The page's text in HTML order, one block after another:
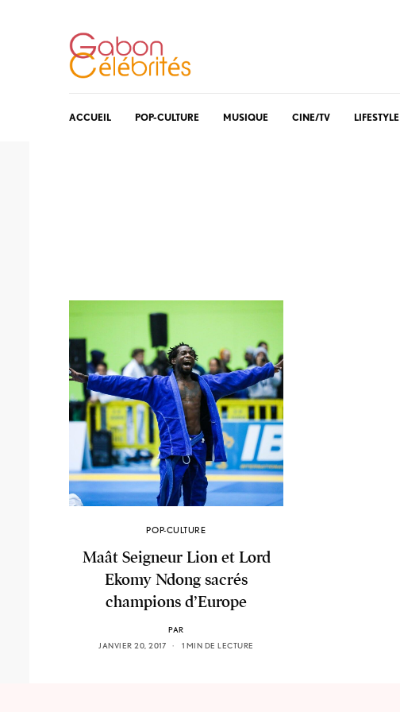
ACCUEIL POP-CULTURE MUSIQUE CINE/TV LIFESTYLE
POP-CULTURE
Maât Seigneur Lion et Lord
Ekomy Ndong sacrés
champions d’Europe
PAR
JANVIER 20, 2017
1 MIN DE LECTURE